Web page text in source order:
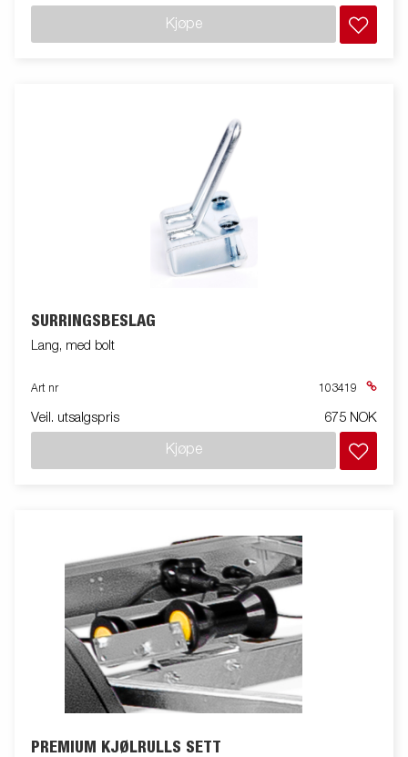
Kjøpe
SURRINGSBESLAG
Lang, med bolt
Art nr 103419
Veil. utsalgspris 675 NOK
Kjøpe
PREMIUM KJØLRULLS SETT